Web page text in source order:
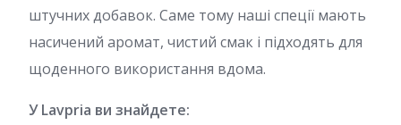
штучних добавок. Саме тому наші спеції мають
насичений аромат, чистий смак і підходять для
щоденного використання вдома.
У Lavpria ви знайдете: